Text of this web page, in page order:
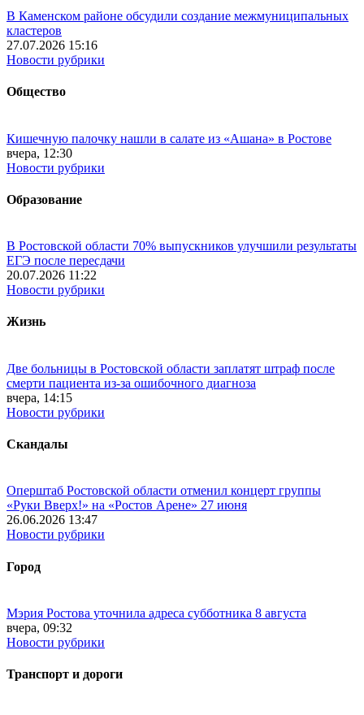
В Каменском районе обсудили создание межмуниципальных
кластеров
27.07.2026 15:16
Новости рубрики
Общество
Кишечную палочку нашли в салате из «Ашана» в Ростове
вчера, 12:30
Новости рубрики
Образование
В Ростовской области 70% выпускников улучшили результаты
ЕГЭ после пересдачи
20.07.2026 11:22
Новости рубрики
Жизнь
Две больницы в Ростовской области заплатят штраф после
смерти пациента из-за ошибочного диагноза
вчера, 14:15
Новости рубрики
Скандалы
Оперштаб Ростовской области отменил концерт группы
«Руки Вверх!» на «Ростов Арене» 27 июня
26.06.2026 13:47
Новости рубрики
Город
Мэрия Ростова уточнила адреса субботника 8 августа
вчера, 09:32
Новости рубрики
Транспорт и дороги